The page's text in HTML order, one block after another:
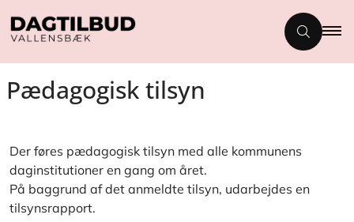
Pædagogisk tilsyn
Der føres pædagogisk tilsyn med alle kommunens
daginstitutioner en gang om året.
På baggrund af det anmeldte tilsyn, udarbejdes en
tilsynsrapport.